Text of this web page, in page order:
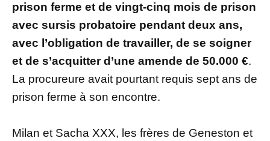
prison ferme et de vingt-cinq mois de prison
avec sursis probatoire pendant deux ans,
avec l’obligation de travailler, de se soigner
et de s’acquitter d’une amende de 50.000 €.
La procureure avait pourtant requis sept ans de
prison ferme à son encontre.
Milan et Sacha XXX, les frères de Geneston et